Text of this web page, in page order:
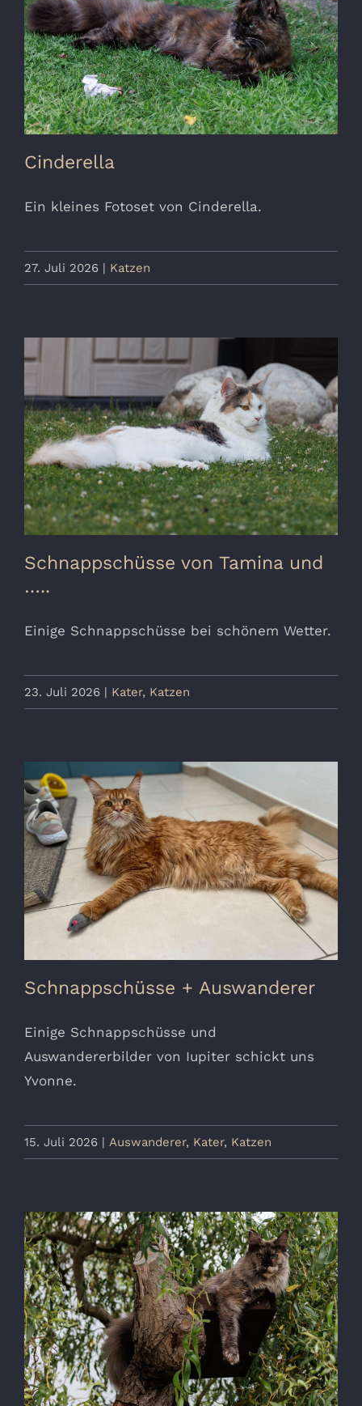
Cinderella
Ein kleines Fotoset von Cinderella.
27. Juli 2026 | Katzen
Schnappschüsse von Tamina und
…..
Einige Schnappschüsse bei schönem Wetter.
23. Juli 2026 Kater, Katzen
Schnappschüsse + Auswanderer
Einige Schnappschüsse und
Auswandererbilder von Iupiter schickt uns
Yvonne.
15. Juli 2026 | Auswanderer, Kater, Katzen